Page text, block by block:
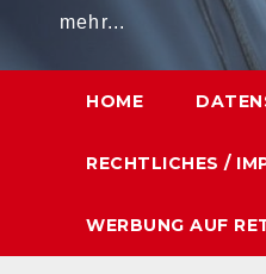
mehr...
HOME
RECHTLICHES /
WERBUNG AUF